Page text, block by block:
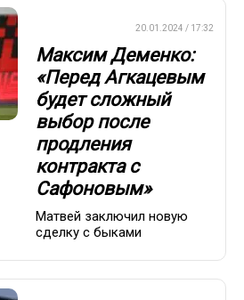
20.01.2024 / 17:32
Максим Деменко:
«Перед Агкацевым
будет сложный
выбор после
продления
контракта с
Сафоновым»
Матвей заключил новую
сделку с быками